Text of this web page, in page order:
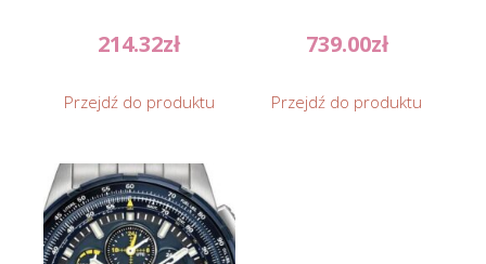
214.32zł
Przejdź do produktu
739.00zł
Przejdź do produktu